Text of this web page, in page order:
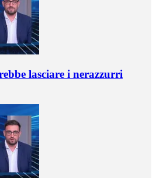
lasciare i nerazzurri